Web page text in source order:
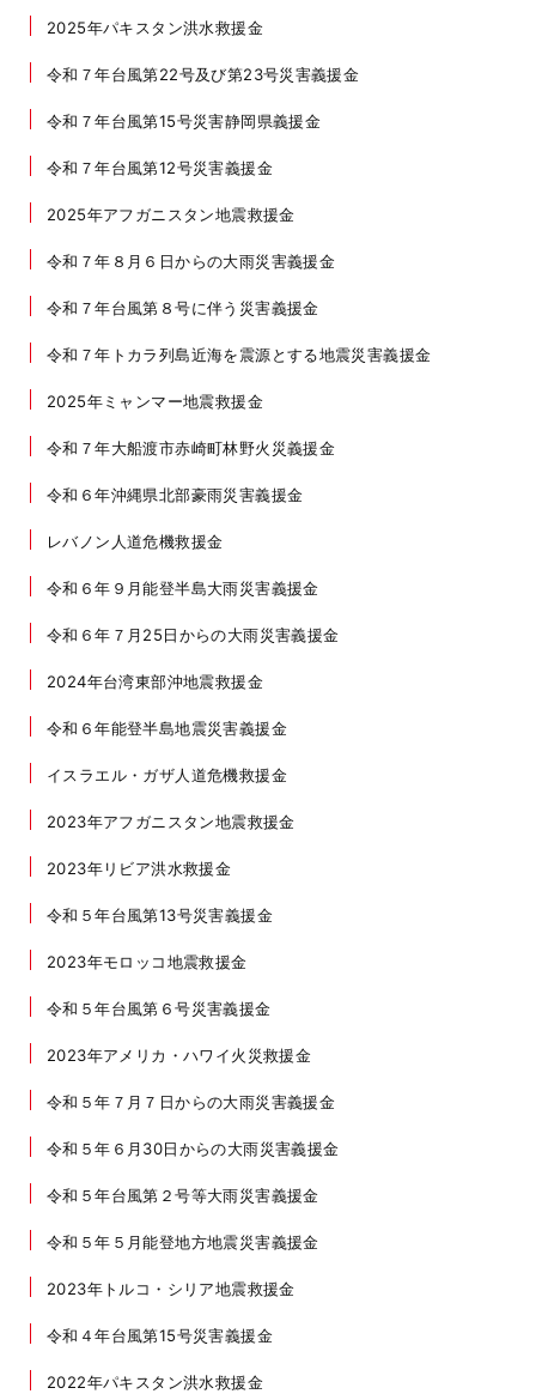
2025年パキスタン洪水救援金
令和７年台風第22号及び第23号災害義援金
令和７年台風第15号災害静岡県義援金
令和７年台風第12号災害義援金
2025年アフガニスタン地震救援金
令和７年８月６日からの大雨災害義援金
令和７年台風第８号に伴う災害義援金
令和７年トカラ列島近海を震源とする地震災害義援金
2025年ミャンマー地震救援金
令和７年大船渡市赤崎町林野火災義援金
令和６年沖縄県北部豪雨災害義援金
レバノン人道危機救援金
令和６年９月能登半島大雨災害義援金
令和６年７月25日からの大雨災害義援金
2024年台湾東部沖地震救援金
令和６年能登半島地震災害義援金
イスラエル・ガザ人道危機救援金
2023年アフガニスタン地震救援金
2023年リビア洪水救援金
令和５年台風第13号災害義援金
2023年モロッコ地震救援金
令和５年台風第６号災害義援金
2023年アメリカ・ハワイ火災救援金
令和５年７月７日からの大雨災害義援金
令和５年６月30日からの大雨災害義援金
令和５年台風第２号等大雨災害義援金
令和５年５月能登地方地震災害義援金
2023年トルコ・シリア地震救援金
令和４年台風第15号災害義援金
2022年パキスタン洪水救援金